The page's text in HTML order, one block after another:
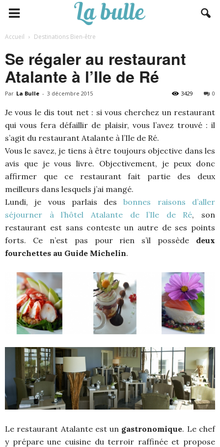
Accueil Destinations Bien-être
Se régaler au restaurant
Atalante à l’Ile de Ré
Par La Bulle - 3 décembre 2015 0
3429
Je vous le dis tout net : si vous cherchez un restaurant
qui vous fera défaillir de plaisir, vous l’avez trouvé : il
s’agit du restaurant Atalante à l’Ile de Ré.
Vous le savez, je tiens à être toujours objective dans les
avis que je vous livre. Objectivement, je peux donc
affirmer que ce restaurant fait partie des deux
meilleurs dans lesquels j’ai mangé.
Lundi, je vous parlais desbonnes raisons d’aller
séjourner à l’hôtel Atalante de l’Ile de Ré, son
restaurant est sans conteste un autre de ses points
forts. Ce n’est pas pour rien s’il possède deux
fourchettes au Guide Michelin.
Le restaurant Atalante est un gastronomique. Le chef
y prépare une cuisine du terroir raffinée et propose